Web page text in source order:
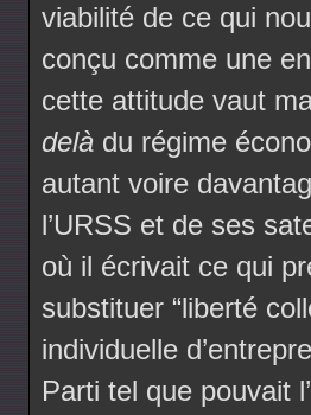
viabilité de ce qui
conçu comme une
cette attitude vaut
delà du régime
autant voire
l’URSS et de ses
où il écrivait ce qui
substituer “liberté
individuelle
Parti tel que pouvait